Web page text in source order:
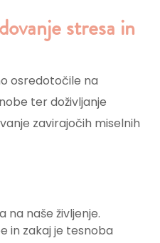
stresa in
osredotočile na
ter doživljanje
zavirajočih miselnih
na naše življenje.
in zakaj je tesnoba